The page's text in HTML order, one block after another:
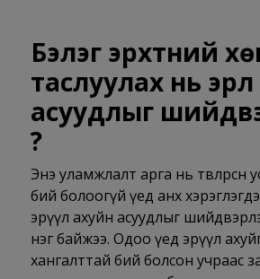
Бэлэг эрхтний
таслуулах нь
асуудлыг
үү?
Энэ уламжлалт арга нь төвлөрсөн
бий болоогүй үед анх хэрэглэгдэж
эрүүл ахуйн асуудлыг
нэг байжээ. Одоо үед эрүүл
хангалттай бий болсон учраас